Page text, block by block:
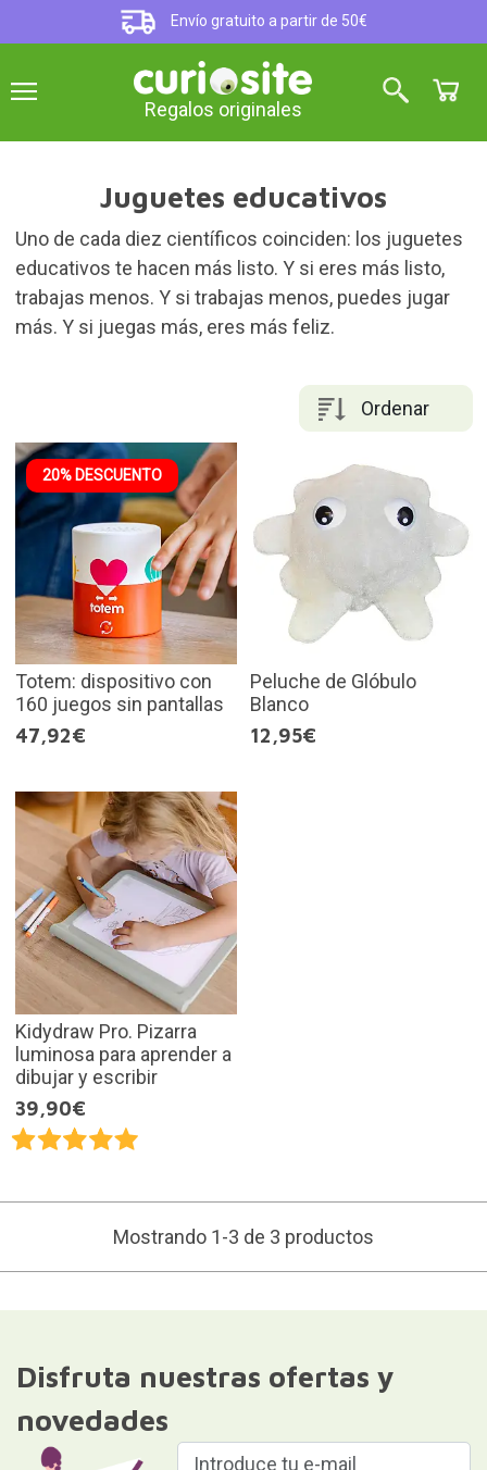
Envío gratuito a partir de 50€
Regalos originales
Juguetes educativos
Uno de cada diez científicos coinciden: los juguetes
educativos te hacen más listo. Y si eres más listo,
trabajas menos. Y si trabajas menos, puedes jugar
más. Y si juegas más, eres más feliz.
Ordenar
20% DESCUENTO
Totem: dispositivo con
160 juegos sin pantallas
47,92€
Peluche de Glóbulo
Blanco
12,95€
Kidydraw Pro. Pizarra
luminosa para aprender a
dibujar y escribir
39,90€
Mostrando 1-3 de 3 productos
Disfruta nuestras ofertas y
novedades